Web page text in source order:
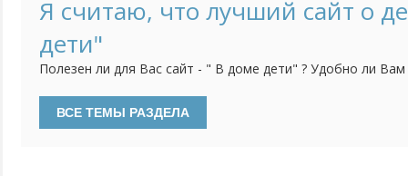
но я опасаюсь, действительно ли она безопасна. Кому
Я считаю, что лучший сайт о
дети"
Полезен ли для Вас сайт - " В доме дети" ? Удобно ли Вам
Вы подсказали улучшить на нём или изменить?
активно участвуйте, высказывайтесь и давайте всё